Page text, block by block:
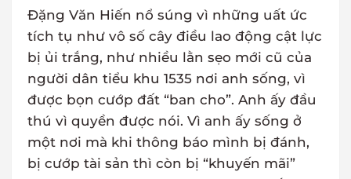
Đặng Văn Hiến nổ súng vì những uất ức
tích tụ như vô số cây điều lao động cật lực
bị ủi trắng, như nhiều lằn sẹo mới cũ của
người dân tiểu khu 1535 nơi anh sống, vì
được bọn cướp đất “ban cho”. Anh ấy đầu
thú vì quyền được nói. Vì anh ấy sống ở
một nơi mà khi thông báo mình bị đánh,
bị cướp tài sản thì còn bị “khuyến mãi”